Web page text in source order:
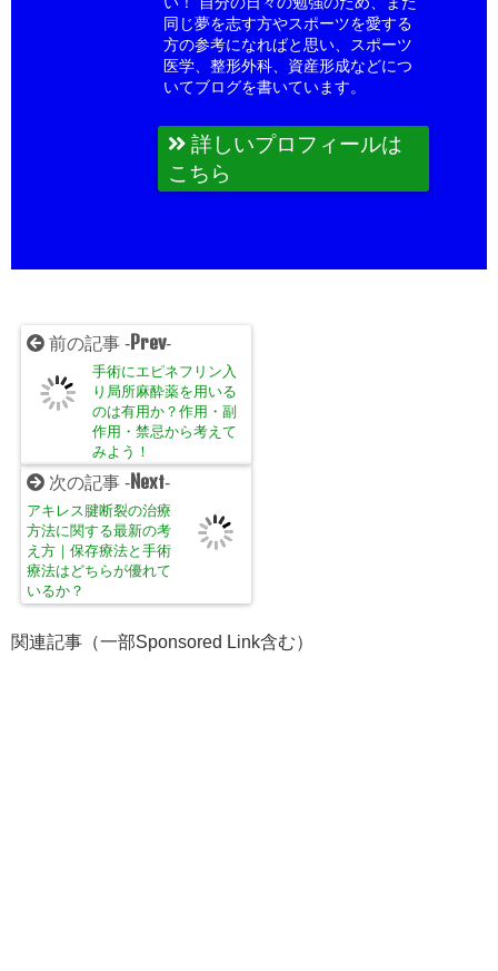
同じ夢を志す方やスポーツを愛する
方の参考になればと思い、スポーツ
医学、整形外科、資産形成などにつ
いてブログを書いています。
詳しいプロフィールは
こちら
前の記事 - Prev-
手術にエピネフリン入
り局所麻酔薬を用いる
のは有用か？作用・副
作用・禁忌から考えて
みよう！
次の記事 - Next-
アキレス腱断裂の治療
方法に関する最新の考
え方｜保存療法と手術
療法はどちらが優れて
いるか？
関連記事（一部Sponsored Link含む）